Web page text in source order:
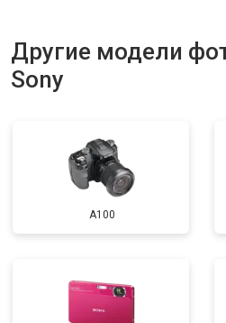
Другие модели
Sony
A100